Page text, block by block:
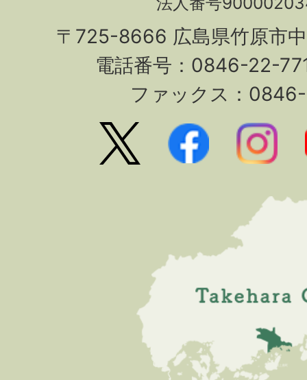
〒725-8666 広島県竹原市
電話番号：0846-22-
ファックス：